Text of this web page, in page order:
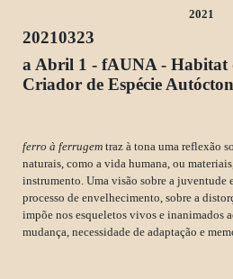
2021
20210323
a Abril 1 - fAUNA - Habitat
Criador de Espécie
ferro à ferrugem traz à tona uma reflexão
naturais, como a vida humana, ou
instrumento. Uma visão sobre a juventude
processo de envelhecimento, sobre a
impõe nos esqueletos vivos e inanimados
mudança, necessidade de adaptação e